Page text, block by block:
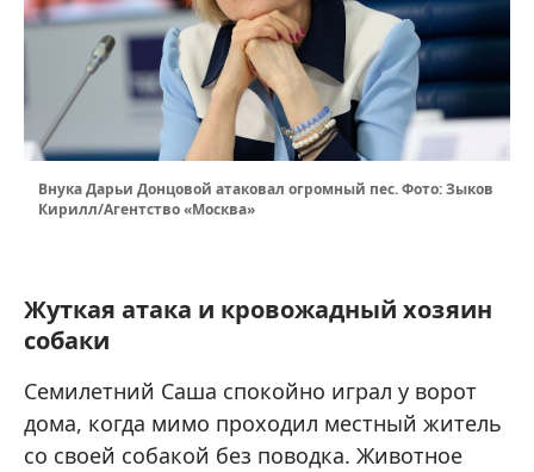
Внука Дарьи Донцовой атаковал огромный пес. Фото: Зыков
Кирилл/Агентство «Москва»
Жуткая атака и кровожадный хозяин
собаки
Семилетний Саша спокойно играл у ворот
дома, когда мимо проходил местный житель
со своей собакой без поводка. Животное